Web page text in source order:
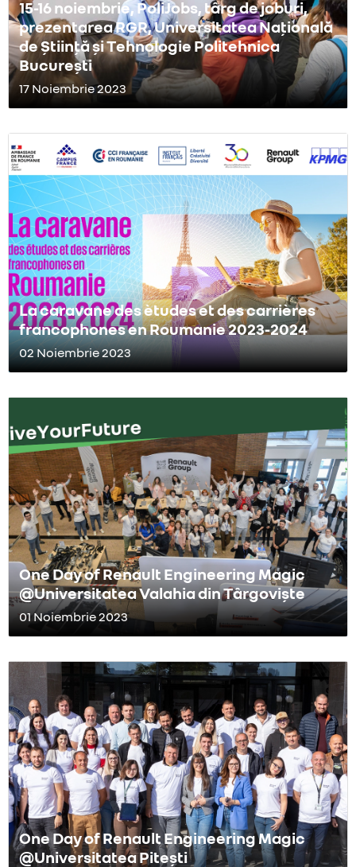
15-16 noiembrie, PoliJobs, târg de joburi,
prezentarea RGR, Universitatea Națională
de Știință și Tehnologie Politehnica
București
17 Noiembrie 2023
La caravane des ètudes et des carrières
francophones en Roumanie 2023-2024
02 Noiembrie 2023
One Day of Renault Engineering Magic
@Universitatea Valahia din Târgoviște
01 Noiembrie 2023
One Day of Renault Engineering Magic
@Universitatea Pitești